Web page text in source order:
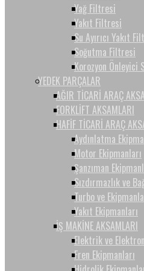
Yağ Filtresi
Yakıt Filtresi
Su Ayırıcı Yakıt
Soğutma Filtresi
Korozyon Önleyici
YEDEK PARÇALAR
AĞIR TİCARİ ARAÇ
FORKLİFT AKSAMLARI
HAFİF TİCARİ ARAÇ
Aydınlatma
Motor Ekipmanları
Şanzıman
Sızdırmazlık ve
Turbo ve
Yakıt Ekipmanları
İŞ MAKİNE AKSAMLARI
Elektrik ve
Fren Ekipmanları